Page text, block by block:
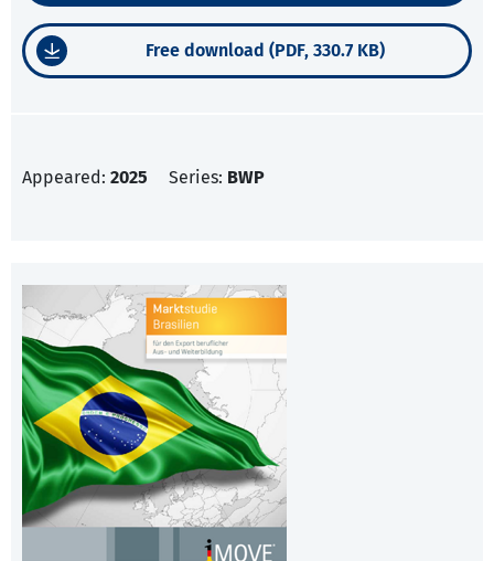
Free download (PDF, 330.7 KB)
Appeared: 2025 Series: BWP